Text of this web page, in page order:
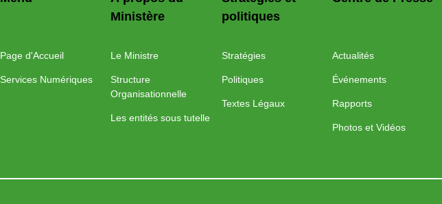
Actualités
Événements
Rapports
Photos et Vidéos
politiques
Stratégies
Politiques
Textes Légaux
Ministère
Le Ministre
Structure
Organisationnelle
Les entités sous tutelle
Page d'Accueil
Services Numériques